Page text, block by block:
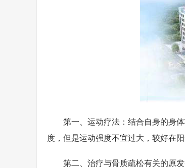
第一、运动疗法：结合自身的身体
度，但是运动强度不宜过大，较好在
第二、治疗与骨质疏松有关的原发